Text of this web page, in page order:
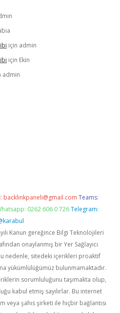
için admin
için Ekin
admin
backlinkpaneli@gmail.com Teams:
0262 606 0 726 Telegram:
Kanun gereğince Bilgi Teknolojileri
onaylanmış bir Yer Sağlayıcı
nedenle, sitedeki içerikleri proaktif
yükümlülüğümüz bulunmamaktadır.
sorumluluğunu taşımakta olup,
kabul etmiş sayılırlar. Bu internet
veya şahıs şirketi ile hiçbir bağlantısı